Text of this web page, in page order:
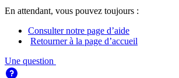
En attendant, vous pouvez toujours :
Consulter notre page d’aide
Retourner à la page d’accueil
Une question